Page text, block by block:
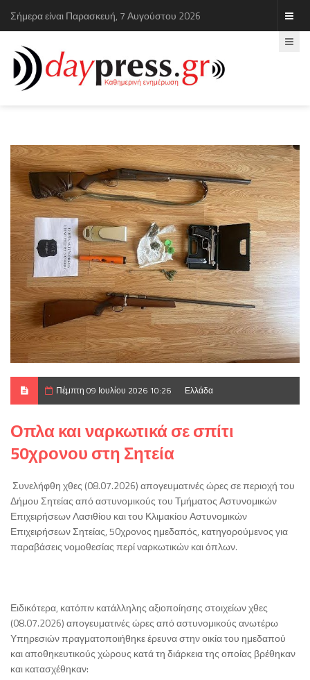
Σήμερα είναι Παρασκευή, 7 Αυγούστου 2026
Πέμπτη 09 Ιουλίου 2026 10:26 Ελλάδα
Οπλα και ναρκωτικά σε σπίτι
50χρονου στη Σητεία
Συνελήφθη χθες (08.07.2026) απογευματινές ώρες σε περιοχή του
Δήμου Σητείας από αστυνομικούς του Τμήματος Αστυνομικών
Επιχειρήσεων Λασιθίου και του Κλιμακίου Αστυνομικών
Επιχειρήσεων Σητείας, 50χρονος ημεδαπός, κατηγορούμενος για
παραβάσεις νομοθεσίας περί ναρκωτικών και όπλων.
Ειδικότερα, κατόπιν κατάλληλης αξιοποίησης στοιχείων χθες
(08.07.2026) απογευματινές ώρες από αστυνομικούς ανωτέρω
Υπηρεσιών πραγματοποιήθηκε έρευνα στην οικία του ημεδαπού
και αποθηκευτικούς χώρους κατά τη διάρκεια της οποίας βρέθηκαν
και κατασχέθηκαν: